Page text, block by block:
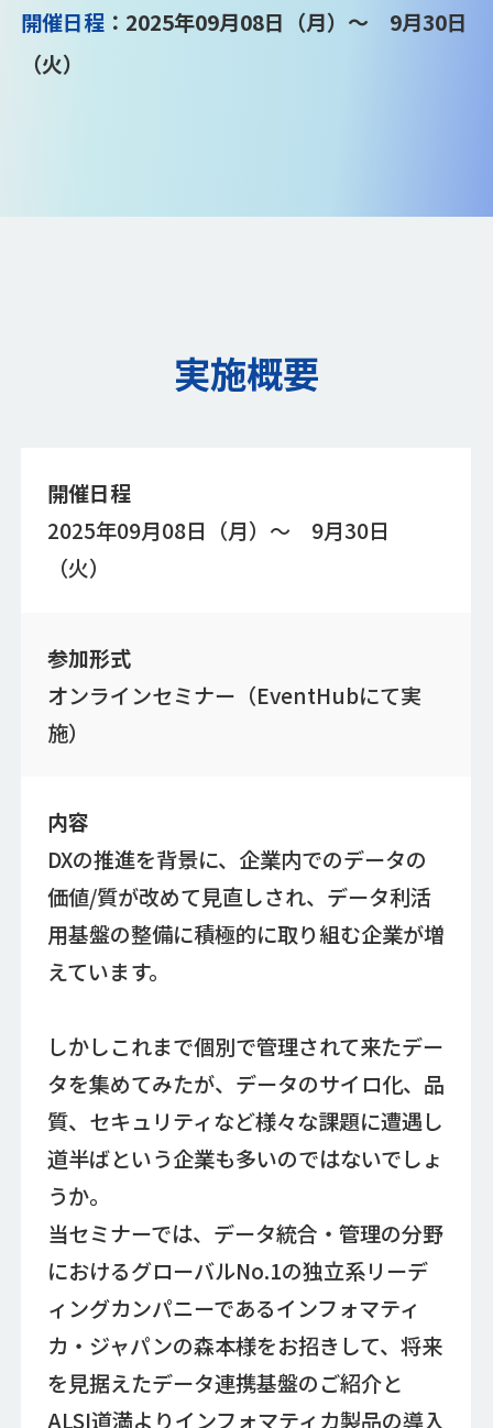
開催日程 ：2025年09月08日（月）～ 9月30日
（火）
実施概要
開催日程
2025年09月08日（月）～ 9月30日
（火）
参加形式
オンラインセミナー（EventHubにて実
施）
内容
DXの推進を背景に、企業内でのデータの
価値/質が改めて見直しされ、データ利活
用基盤の整備に積極的に取り組む企業が増
えています。
しかしこれまで個別で管理されて来たデー
タを集めてみたが、データのサイロ化、品
質、セキュリティなど様々な課題に遭遇し
道半ばという企業も多いのではないでしょ
うか。
当セミナーでは、データ統合・管理の分野
におけるグローバルNo.1の独立系リーデ
ィングカンパニーであるインフォマティ
カ・ジャパンの森本様をお招きして、将来
を見据えたデータ連携基盤のご紹介と
ALSI道満よりインフォマティカ製品の導入